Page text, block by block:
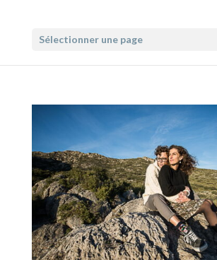
Sélectionner une page